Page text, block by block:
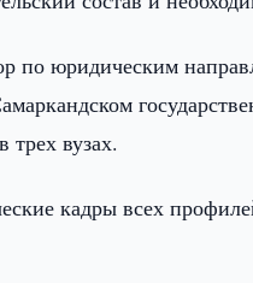
по юридическим
трех вузах.
кадры всех